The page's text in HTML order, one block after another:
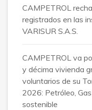
CAMPETROL
registrados en las
VARISUR S.A.S.
CAMPETROL va
y décima vivienda
voluntarios de su
2026: Petróleo,
sostenible